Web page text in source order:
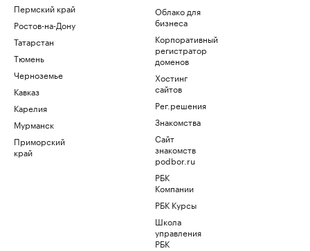
Пермский край
Ростов-на-Дону
Татарстан
Тюмень
Черноземье
Кавказ
Карелия
Мурманск
Приморский
край
Облако для
бизнеса
Корпоративный
регистратор
доменов
Хостинг
сайтов
Рег.решения
Знакомства
Сайт
знакомств
podbor.ru
РБК
Компании
РБК Курсы
Школа
управления
РБК